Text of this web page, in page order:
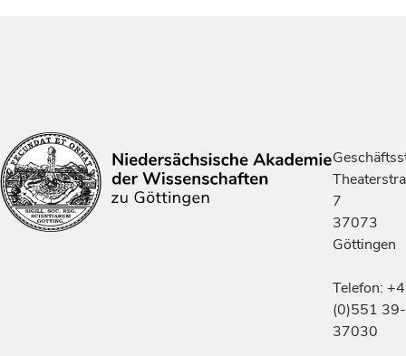
7
37073
Göttingen
Telefon:
(0)551 39-
37030